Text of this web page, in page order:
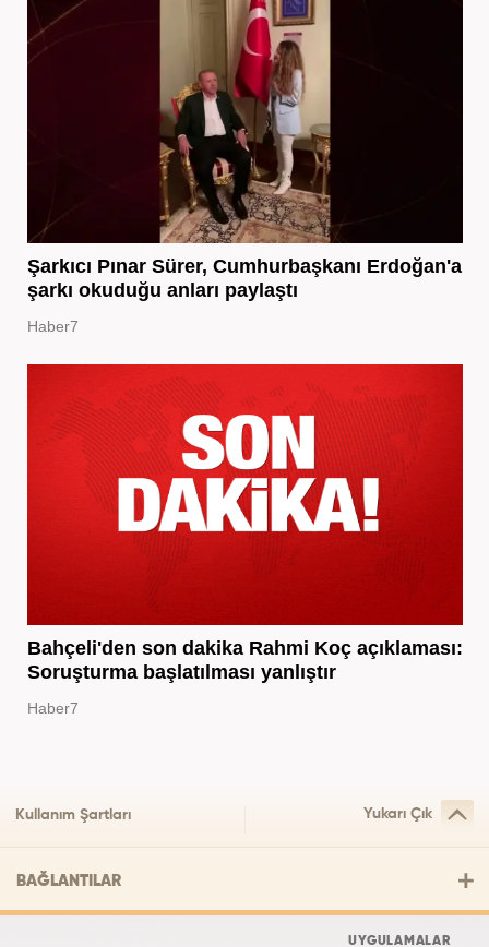
Şarkıcı Pınar Sürer, Cumhurbaşkanı Erdoğan'a
şarkı okuduğu anları paylaştı
Haber7
Bahçeli'den son dakika Rahmi Koç açıklaması:
Soruşturma başlatılması yanlıştır
Haber7
Kullanım Şartları Yukarı Çık
BAĞLANTILAR
UYGULAMALAR